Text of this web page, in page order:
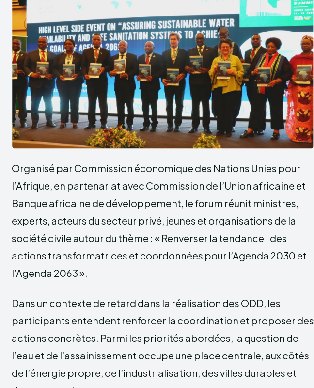
Organisé par Commission économique des Nations Unies pour
l’Afrique, en partenariat avec Commission de l’Union africaine et
Banque africaine de développement, le forum réunit ministres,
experts, acteurs du secteur privé, jeunes et organisations de la
société civile autour du thème : « Renverser la tendance : des
actions transformatrices et coordonnées pour l’Agenda 2030 et
l’Agenda 2063 ».
Dans un contexte de retard dans la réalisation des ODD, les
participants entendent renforcer la coordination et proposer des
actions concrètes. Parmi les priorités abordées, la question de
l’eau et de l’assainissement occupe une place centrale, aux côtés
de l’énergie propre, de l’industrialisation, des villes durables et